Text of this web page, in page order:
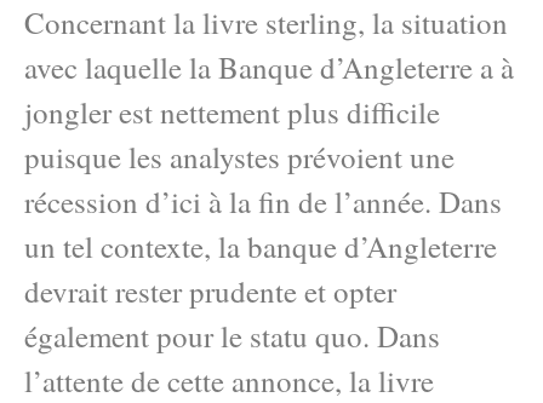
Concernant la livre sterling, la situation
avec laquelle la Banque d’Angleterre a à
jongler est nettement plus difficile
puisque les analystes prévoient une
récession d’ici à la fin de l’année. Dans
un tel contexte, la banque d’Angleterre
devrait rester prudente et opter
également pour le statu quo. Dans
l’attente de cette annonce, la livre